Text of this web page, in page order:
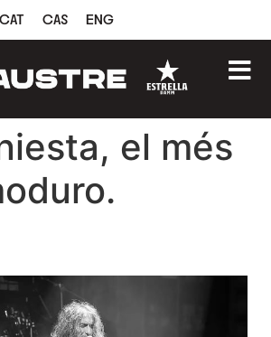
CAT CAS ENG
el més